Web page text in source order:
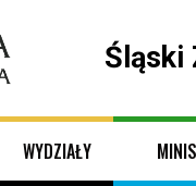
Śląski
WYDZIAŁY